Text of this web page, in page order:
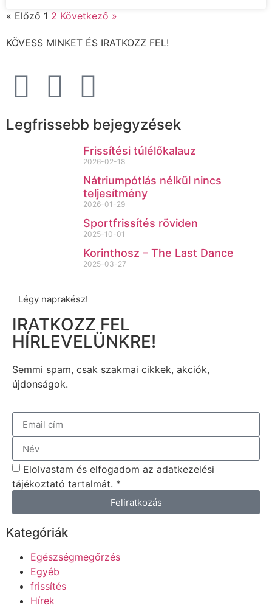
« Előző 1 2 Következő »
KÖVESS MINKET ÉS IRATKOZZ FEL!
Legfrissebb bejegyzések
Frissítési túlélőkalauz
2026-02-18
Nátriumpótlás nélkül nincs
teljesítmény
2026-01-29
Sportfrissítés röviden
2025-10-01
Korinthosz – The Last Dance
2025-03-27
Légy naprakész!
IRATKOZZ FEL
HÍRLEVELÜNKRE!
Semmi spam, csak szakmai cikkek, akciók,
újdonságok.
Elolvastam és elfogadom az adatkezelési
tájékoztató tartalmát. *
Feliratkozás
Kategóriák
Egészségmegőrzés
Egyéb
frissítés
Hírek